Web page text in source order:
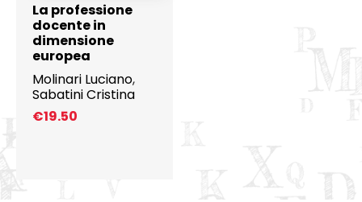
La professione
docente in
dimensione
europea
Molinari Luciano,
Sabatini Cristina
€19.50